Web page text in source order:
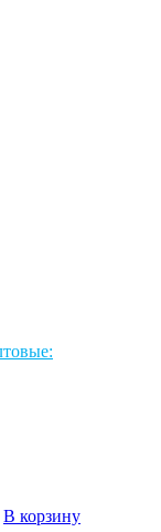
В корзину